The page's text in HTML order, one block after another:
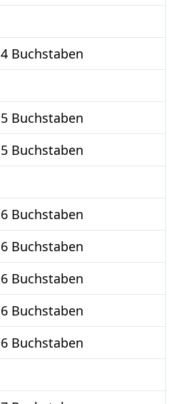
4 Buchstaben
5 Buchstaben
5 Buchstaben
6 Buchstaben
6 Buchstaben
6 Buchstaben
6 Buchstaben
6 Buchstaben